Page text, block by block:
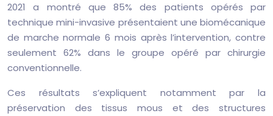
2021 a montré que 85% des patients opérés par
technique mini-invasive présentaient une biomécanique
de marche normale 6 mois après l’intervention, contre
seulement 62% dans le groupe opéré par chirurgie
conventionnelle.
Ces résultats s’expliquent notamment par la
préservation des tissus mous et des structures